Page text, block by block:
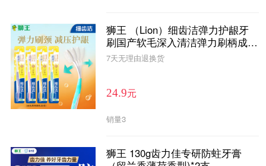
狮王 （Lion）细齿洁弹力护龈牙
刷国产软毛深入清洁弹力刷柄成人
4支装
7天无理由退换货
24.9元
销量3
狮王 130g齿力佳专研防蛀牙膏